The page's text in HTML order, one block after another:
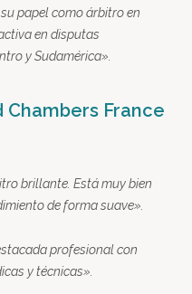
papel como árbitro en
en disputas
y Sudamérica».
Chambers France
brillante. Está muy bien
de forma suave».
profesional con
y técnicas».